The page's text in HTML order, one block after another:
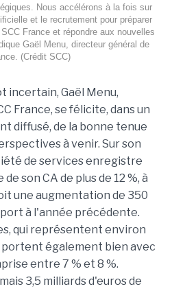
Nous accélérons à la fois sur
et le recrutement pour préparer
France et répondre aux nouvelles
Gaël Menu, directeur général de
(Crédit SCC)
incertain, Gaël Menu,
France, se félicite, dans un
diffusé, de la bonne tenue
à venir. Sur son
de services enregistre
son CA de plus de 12 %, à
une augmentation de 350
à l'année précédente.
qui représentent environ
portent également bien avec
entre 7 % et 8 %.
3,5 milliards d'euros de